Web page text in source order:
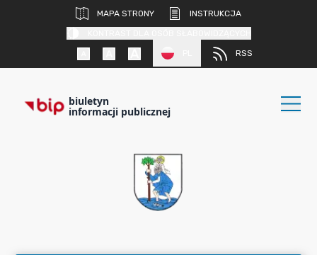
MAPA STRONY
INSTRUKCJA
RSS
biuletyn
informacji publicznej